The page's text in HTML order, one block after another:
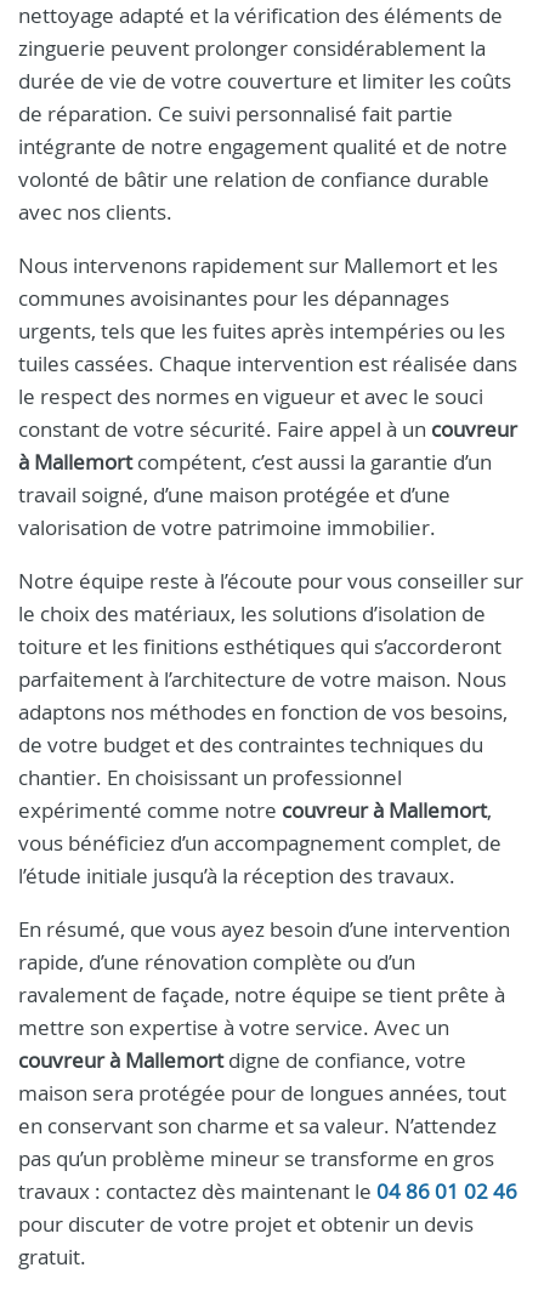
nettoyage adapté et la vérification des éléments de
zinguerie peuvent prolonger considérablement la
durée de vie de votre couverture et limiter les coûts
de réparation. Ce suivi personnalisé fait partie
intégrante de notre engagement qualité et de notre
volonté de bâtir une relation de confiance durable
avec nos clients.
Nous intervenons rapidement sur Mallemort et les
communes avoisinantes pour les dépannages
urgents, tels que les fuites après intempéries ou les
tuiles cassées. Chaque intervention est réalisée dans
le respect des normes en vigueur et avec le souci
constant de votre sécurité. Faire appel à un couvreur
à Mallemortcompétent, c’est aussi la garantie d’un
travail soigné, d’une maison protégée et d’une
valorisation de votre patrimoine immobilier.
Notre équipe reste à l’écoute pour vous conseiller sur
le choix des matériaux, les solutions d’isolation de
toiture et les finitions esthétiques qui s’accorderont
parfaitement à l’architecture de votre maison. Nous
adaptons nos méthodes en fonction de vos besoins,
de votre budget et des contraintes techniques du
chantier. En choisissant un professionnel
expérimenté comme notre couvreur à Mallemort,
vous bénéficiez d’un accompagnement complet, de
l’étude initiale jusqu’à la réception des travaux.
En résumé, que vous ayez besoin d’une intervention
rapide, d’une rénovation complète ou d’un
ravalement de façade, notre équipe se tient prête à
mettre son expertise à votre service. Avec un
couvreur à Mallemortdigne de confiance, votre
maison sera protégée pour de longues années, tout
en conservant son charme et sa valeur. N’attendez
pas qu’un problème mineur se transforme en gros
travaux : contactez dès maintenant le 04 86 01 02 46
pour discuter de votre projet et obtenir un devis
gratuit.